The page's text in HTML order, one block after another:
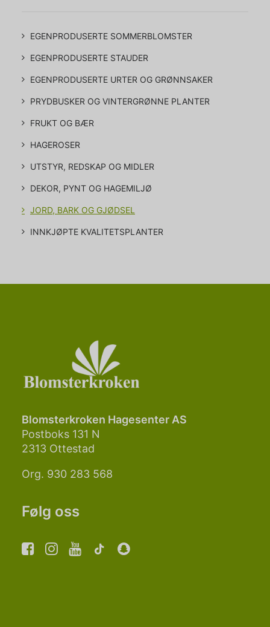
EGENPRODUSERTE SOMMERBLOMSTER
EGENPRODUSERTE STAUDER
EGENPRODUSERTE URTER OG GRØNNSAKER
PRYDBUSKER OG VINTERGRØNNE PLANTER
FRUKT OG BÆR
HAGEROSER
UTSTYR, REDSKAP OG MIDLER
DEKOR, PYNT OG HAGEMILJØ
JORD, BARK OG GJØDSEL
INNKJØPTE KVALITETSPLANTER
Blomsterkroken Hagesenter AS
Postboks 131 N
2313 Ottestad
Org. 930 283 568
Følg oss